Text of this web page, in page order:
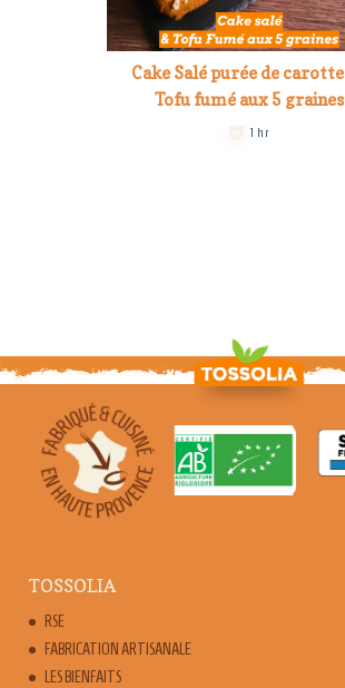
Cake Salé purée de
Tofu fumé aux 5 graines
1 hr
TOSSOLIA
RSE
FABRICATION ARTISANALE
LES BIENFAITS